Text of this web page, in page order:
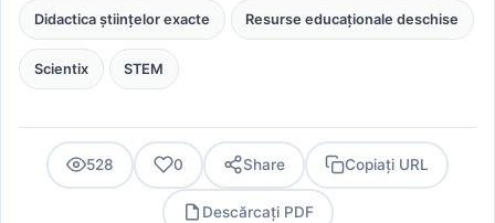
Didactica științelor exacte Resurse educaționale deschise
Scientix STEM
528 0 Share Copiați URL
Descărcați PDF